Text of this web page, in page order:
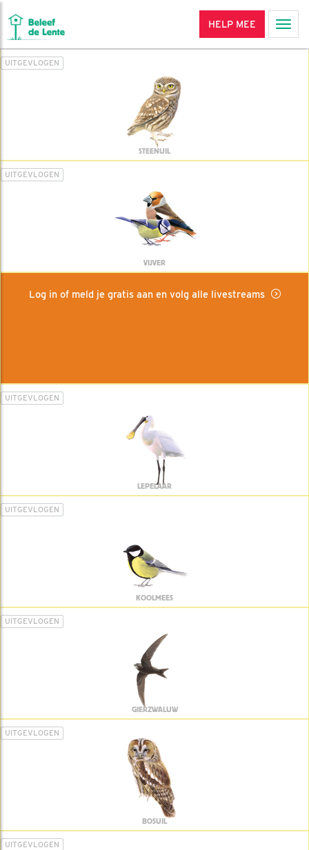
HELP MEE
UITGEVLOGEN
STEENUIL
UITGEVLOGEN
VIJVER
Log in of meld je gratis aan en volg alle livestreams
UITGEVLOGEN
LEPELAAR
UITGEVLOGEN
KOOLMEES
UITGEVLOGEN
GIERZWALUW
UITGEVLOGEN
BOSUIL
UITGEVLOGEN